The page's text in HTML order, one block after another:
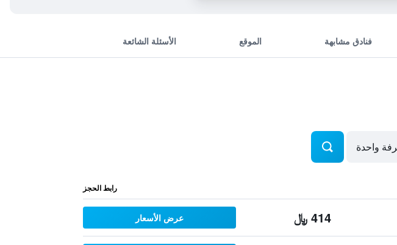
فنادق مشابهة الموقع الأسئلة الشائعة
رابط الحجز
414 ﷼ عرض الأسعار